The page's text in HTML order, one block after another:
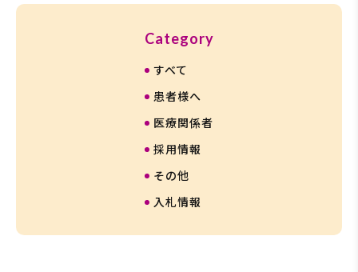
送
Categoryカ
すべて
患者様へ
医療関係者
採用情報
その他
入札情報